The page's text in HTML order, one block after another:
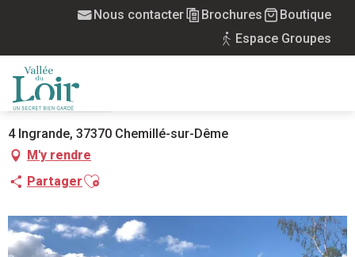
principal
Nous contacter Brochures
Boutique
Espace Groupes
Gîte les Bambous
GÎTE LES BAMBOUS
MEUBLÉS MAISON
4 Ingrande, 37370 Chemillé-sur-Dême
M'y rendre
PartagerAjouter aux favoris